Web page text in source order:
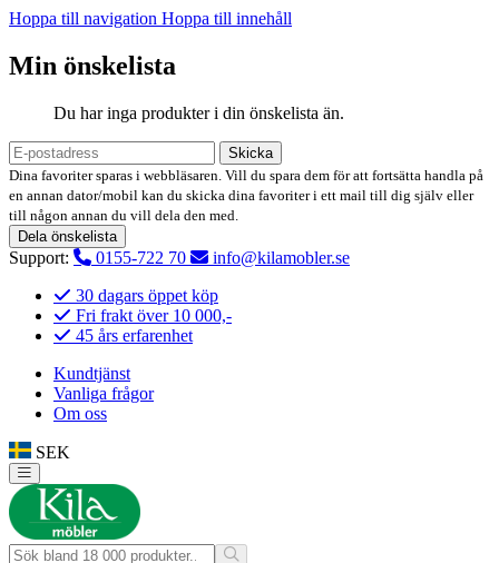
Hoppa till navigation Hoppa till innehåll
Min önskelista
Du har inga produkter i din önskelista än.
Skicka
Dina favoriter sparas i webbläsaren. Vill du spara dem för att fortsätta handla på
en annan dator/mobil kan du skicka dina favoriter i ett mail till dig själv eller
till någon annan du vill dela den med.
Dela önskelista
Support: 0155-722 70
info@kilamobler.se
30 dagars öppet köp
Fri frakt över 10 000,-
45 års erfarenhet
Kundtjänst
Vanliga frågor
Om oss
SEK